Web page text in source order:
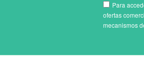
Para
ofertas
mecanismos